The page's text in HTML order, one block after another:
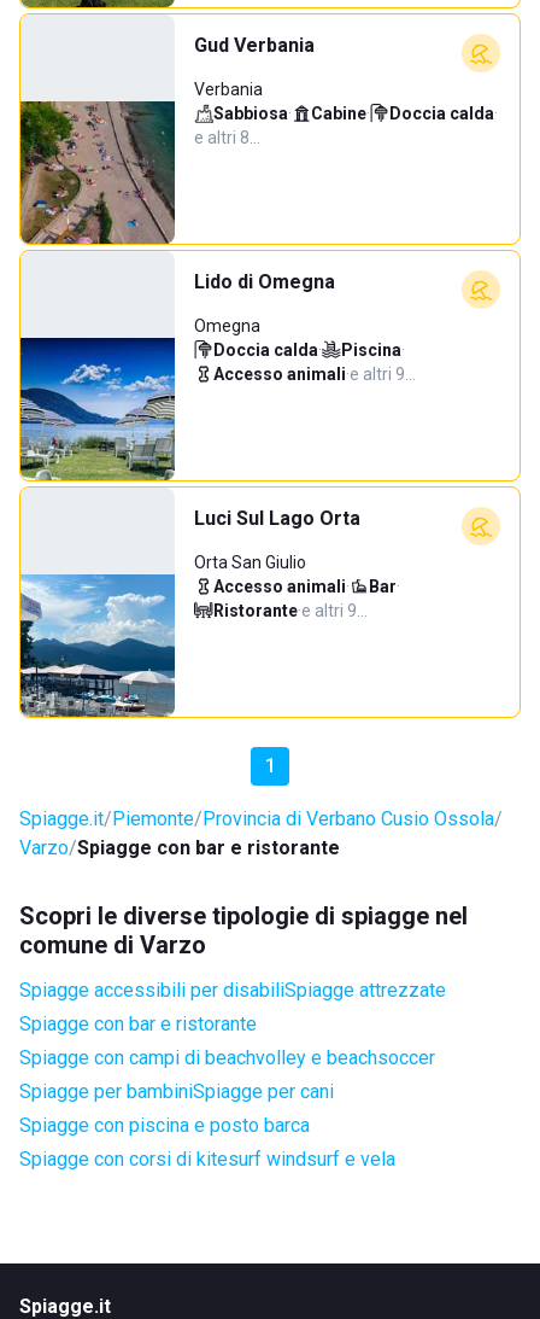
Gud Verbania
Verbania
Sabbiosa· Cabine· Doccia calda·
e altri 8…
Lido di Omegna
Omegna
Doccia calda· Piscina·
Accesso animali·e altri 9…
Luci Sul Lago Orta
Orta San Giulio
Accesso animali· Bar·
Ristorante·e altri 9…
1
Spiagge.it Piemonte Provincia di Verbano Cusio Ossola
Varzo Spiagge con bar e ristorante
Scopri le diverse tipologie di spiagge nel
comune di Varzo
Spiagge accessibili per disabiliSpiagge attrezzate
Spiagge con bar e ristorante
Spiagge con campi di beachvolley e beachsoccer
Spiagge per bambiniSpiagge per cani
Spiagge con piscina e posto barca
Spiagge con corsi di kitesurf windsurf e vela
Spiagge.it